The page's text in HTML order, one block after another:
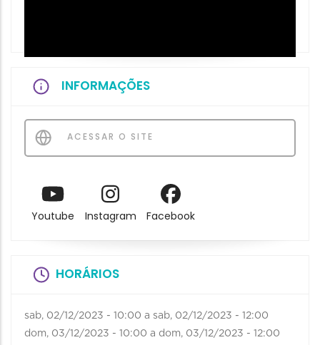
INFORMAÇÕES
ACESSAR O SITE
Youtube Instagram Facebook
HORÁRIOS
sab, 02/12/2023 - 10:00 a sab, 02/12/2023 - 12:00
dom, 03/12/2023 - 10:00 a dom, 03/12/2023 - 12:00